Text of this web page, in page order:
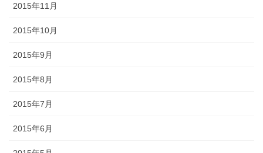
2015年11月
2015年10月
2015年9月
2015年8月
2015年7月
2015年6月